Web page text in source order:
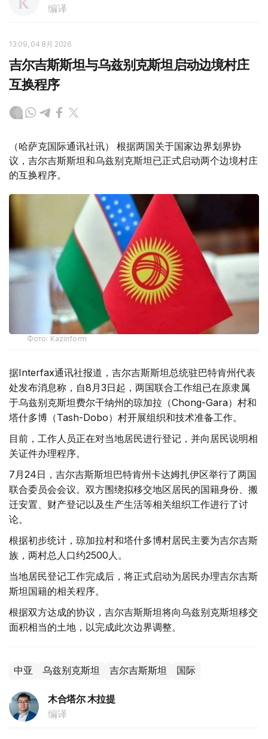
编译
13:09, 04 8月 2026
吉尔吉斯斯坦与乌兹别克斯坦启动边境村庄
互换程序
（哈萨克国际通讯社讯） 根据两国关于国家边界划界协
议，吉尔吉斯斯坦和乌兹别克斯坦已正式启动两个边境村庄
的互换程序。
Фото: Kazinform
据Interfax通讯社报道，吉尔吉斯斯坦总统驻巴特肯州代表
处发布消息称，自8月3日起，两国联合工作组已在原隶属
于乌兹别克斯坦费尔干纳州的琼加拉（Chong-Gara）村和
塔什多博（Tash-Dobo）村开展组织和技术准备工作。
目前，工作人员正在对当地居民进行登记，并向居民说明相
关证件办理程序。
7月24日，吉尔吉斯斯坦巴特肯州卡达姆扎伊区举行了两国
联合委员会会议。双方围绕拟移交地区居民的国籍身份、搬
迁安置、财产登记以及生产生活等相关组织工作进行了讨
论。
根据初步统计，琼加拉村和塔什多博村居民主要为吉尔吉斯
族，两村总人口约2500人。
当地居民登记工作完成后，将正式启动为居民办理吉尔吉斯
斯坦国籍的相关程序。
根据双方达成的协议，吉尔吉斯斯坦将向乌兹别克斯坦移交
面积相当的土地，以完成此次边界调整。
中亚 乌兹别克斯坦 吉尔吉斯斯坦 国际
木合塔尔 木拉提
编译